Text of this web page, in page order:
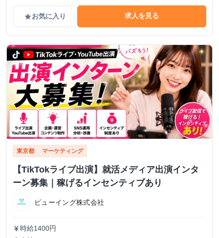
gradeお気に入り 求人を見る
東京都 マーケティング
【TikTokライブ出演】就活メディア出演インタ
ーン募集｜稼げるインセンティブあり
ビューイング株式会社
currency_yen 時給1400円